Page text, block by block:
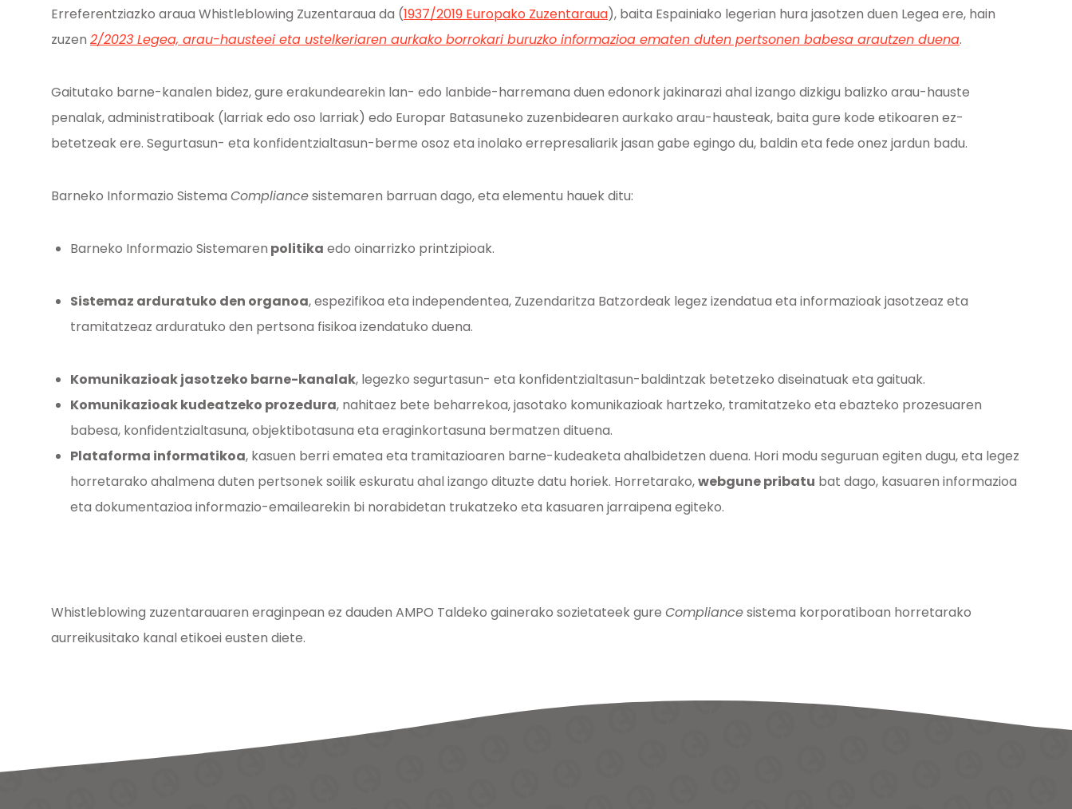
Erreferentziazko araua Whistleblowing Zuzentaraua da (1937/2019 Europako Zuzentaraua), baita Espainiako legerian hura jasotzen duen Legea ere, hain
zuzen 2/2023 Legea, arau-hausteei eta ustelkeriaren aurkako borrokari buruzko informazioa ematen duten pertsonen babesa arautzen duena.
Gaitutako barne-kanalen bidez, gure erakundearekin lan- edo lanbide-harremana duen edonork jakinarazi ahal izango dizkigu balizko arau-hauste
penalak, administratiboak (larriak edo oso larriak) edo Europar Batasuneko zuzenbidearen aurkako arau-hausteak, baita gure kode etikoaren ez-
betetzeak ere. Segurtasun- eta konfidentzialtasun-berme osoz eta inolako errepresaliarik jasan gabe egingo du, baldin eta fede onez jardun badu.
Barneko Informazio Sistema Compliancesistemaren barruan dago, eta elementu hauek ditu:
Barneko Informazio Sistemaren politika edo oinarrizko printzipioak.
Sistemaz arduratuko den organoa, espezifikoa eta independentea, Zuzendaritza Batzordeak legez izendatua eta informazioak jasotzeaz eta
tramitatzeaz arduratuko den pertsona fisikoa izendatuko duena.
Komunikazioak jasotzeko barne-kanalak, legezko segurtasun- eta konfidentzialtasun-baldintzak betetzeko diseinatuak eta gaituak.
Komunikazioak kudeatzeko prozedura, nahitaez bete beharrekoa, jasotako komunikazioak hartzeko, tramitatzeko eta ebazteko prozesuaren
babesa, konfidentzialtasuna, objektibotasuna eta eraginkortasuna bermatzen dituena.
Plataforma informatikoa, kasuen berri ematea eta tramitazioaren barne-kudeaketa ahalbidetzen duena. Hori modu seguruan egiten dugu, eta legez
horretarako ahalmena duten pertsonek soilik eskuratu ahal izango dituzte datu horiek. Horretarako,webgune pribatu bat dago, kasuaren informazioa
eta dokumentazioa informazio-emailearekin bi norabidetan trukatzeko eta kasuaren jarraipena egiteko.
Whistleblowing zuzentarauaren eraginpean ez dauden AMPO Taldeko gainerako sozietateek gure Compliancesistema korporatiboan horretarako
aurreikusitako kanal etikoei eusten diete.